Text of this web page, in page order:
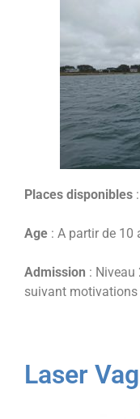
Places disponibles
Age : A partir de 10
Admission : Niveau
suivant motivations
Laser